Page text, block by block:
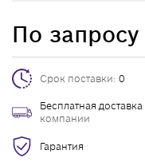
По запросу
Срок поставки: 0
Бесплатная доставка
компании
Гарантия